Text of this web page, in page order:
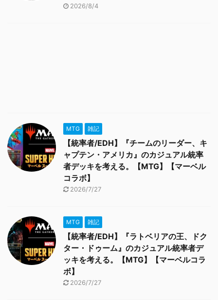
2026/8/4
MTG 雑記
【統率者/EDH】『チームのリーダー、キ
ャプテン・アメリカ』のカジュアル統率
者デッキを考える。【MTG】【マーベル
コラボ】
2026/7/27
MTG 雑記
【統率者/EDH】『ラトベリアの王、ドク
ター・ドゥーム』のカジュアル統率者デ
ッキを考える。【MTG】【マーベルコラ
ボ】
2026/7/27